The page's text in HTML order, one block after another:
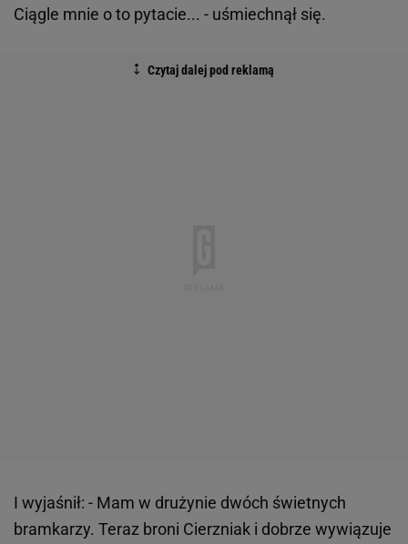
Ciągle mnie o to pytacie... - uśmiechnął się.
I wyjaśnił: - Mam w drużynie dwóch świetnych
bramkarzy. Teraz broni Cierzniak i dobrze wywiązuje